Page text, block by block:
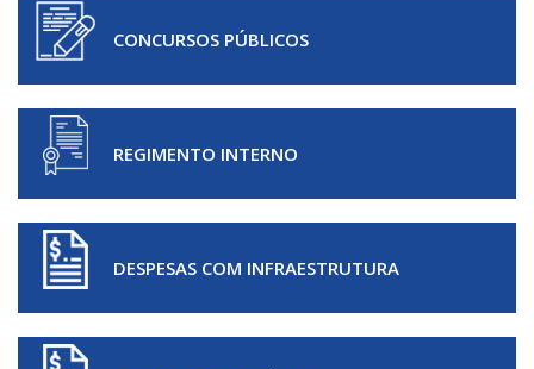
CONCURSOS PÚBLICOS
REGIMENTO INTERNO
DESPESAS COM INFRAESTRUTURA